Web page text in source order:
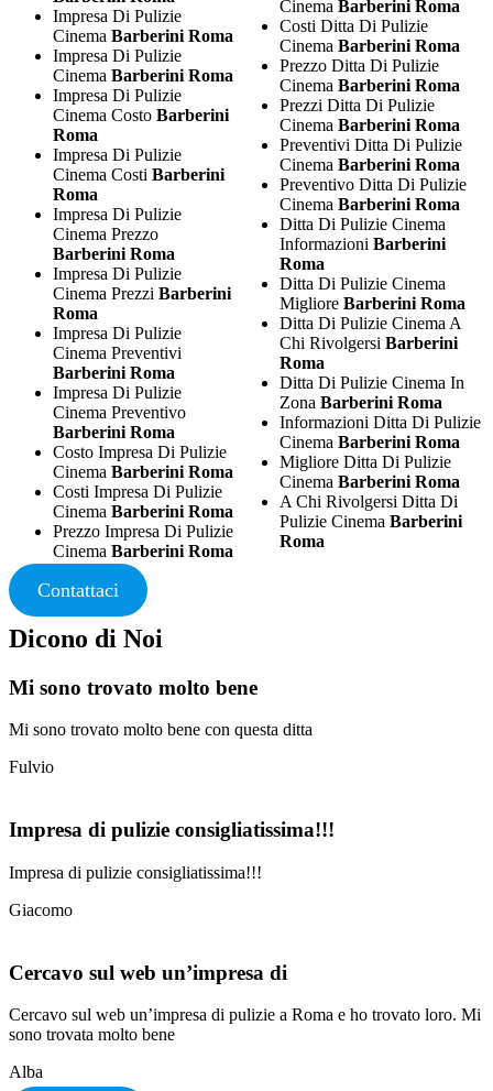
Impresa Di Pulizie
Cinema Barberini Roma
Impresa Di Pulizie
Cinema Barberini Roma
Impresa Di Pulizie
Cinema Costo Barberini
Roma
Impresa Di Pulizie
Cinema Costi Barberini
Roma
Impresa Di Pulizie
Cinema Prezzo
Barberini Roma
Impresa Di Pulizie
Cinema Prezzi Barberini
Roma
Impresa Di Pulizie
Cinema Preventivi
Barberini Roma
Impresa Di Pulizie
Cinema Preventivo
Barberini Roma
Costo Impresa Di Pulizie
Cinema Barberini Roma
Costi Impresa Di Pulizie
Cinema Barberini Roma
Prezzo Impresa Di Pulizie
Cinema Barberini Roma
Cinema Barberini Roma
Costi Ditta Di Pulizie
Cinema Barberini Roma
Prezzo Ditta Di Pulizie
Cinema Barberini Roma
Prezzi Ditta Di Pulizie
Cinema Barberini Roma
Preventivi Ditta Di Pulizie
Cinema Barberini Roma
Preventivo Ditta Di Pulizie
Cinema Barberini Roma
Ditta Di Pulizie Cinema
Informazioni Barberini
Roma
Ditta Di Pulizie Cinema
Migliore Barberini Roma
Ditta Di Pulizie Cinema A
Chi Rivolgersi Barberini
Roma
Ditta Di Pulizie Cinema In
Zona Barberini Roma
Informazioni Ditta Di Pulizie
Cinema Barberini Roma
Migliore Ditta Di Pulizie
Cinema Barberini Roma
A Chi Rivolgersi Ditta Di
Pulizie Cinema Barberini
Roma
Contattaci
Dicono di Noi
Mi sono trovato molto bene
Mi sono trovato molto bene con questa ditta
Fulvio
Impresa di pulizie consigliatissima!!!
Impresa di pulizie consigliatissima!!!
Giacomo
Cercavo sul web un’impresa di
Cercavo sul web un’impresa di pulizie a Roma e ho trovato loro. Mi
sono trovata molto bene
Alba